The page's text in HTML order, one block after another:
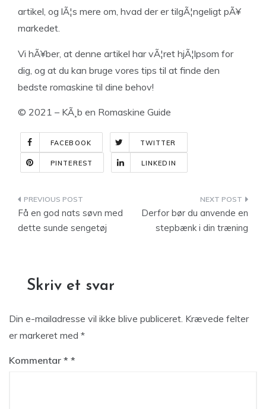
artikel, og lÃ¦s mere om, hvad der er tilgÃ¦ngeligt pÃ¥
markedet.
Vi hÃ¥ber, at denne artikel har vÃ¦ret hjÃ¦lpsom for
dig, og at du kan bruge vores tips til at finde den
bedste romaskine til dine behov!
© 2021 – KÃ¸b en Romaskine Guide
FACEBOOK TWITTER
PINTEREST LINKEDIN
Indlægsnavigation
Få en god nats søvn med
dette sunde sengetøj
Derfor bør du anvende en
stepbænk i din træning
Skriv et svar
Din e-mailadresse vil ikke blive publiceret. Krævede felter
er markeret med *
Kommentar *